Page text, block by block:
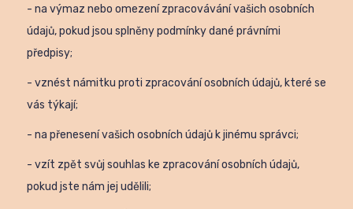
- na výmaz nebo omezení zpracovávání vašich osobních
údajů, pokud jsou splněny podmínky dané právními
předpisy;
- vznést námitku proti zpracování osobních údajů, které se
vás týkají;
- na přenesení vašich osobních údajů k jinému správci;
- vzít zpět svůj souhlas ke zpracování osobních údajů,
pokud jste nám jej udělili;